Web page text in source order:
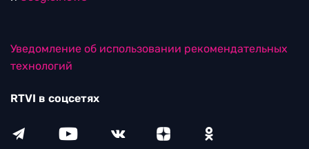
Уведомление об использовании рекомендательных
технологий
RTVI в соцсетях